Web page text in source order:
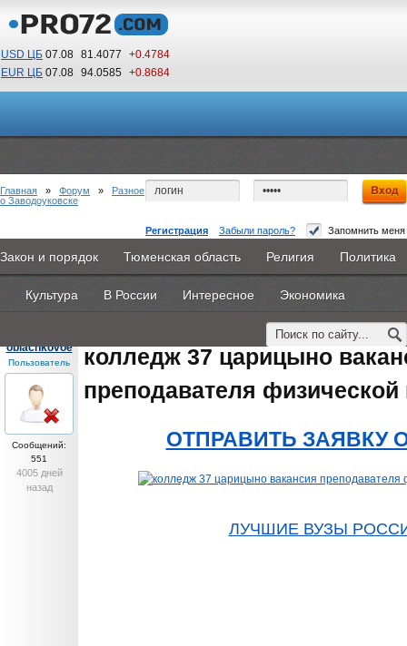
USD ЦБ 07.08 81.4077
+0.4784
EUR ЦБ 07.08 94.0585 +0.8684
12 39
По Гринвичу (GMT +5)
Регистрация Забыли пароль? Запомнить меня
Главная Новости Объявления КНИГИ ВестиNet
Каталоги 9PS Прочее
Закон и порядок Тюменская область Религия Политика
Культура В России Интересное Экономика
Главная » Форум » Разное
о Заводоуковске
колледж 37 царицыно вакансия
преподавателя физической культуры
oblachkovoe
Пользователь
Сообщений:
551
4005 дней
назад
колледж 37 царицыно
преподавателя физической
ОТПРАВИТЬ ЗАЯВКУ
ЛУЧШИЕ ВУЗЫ